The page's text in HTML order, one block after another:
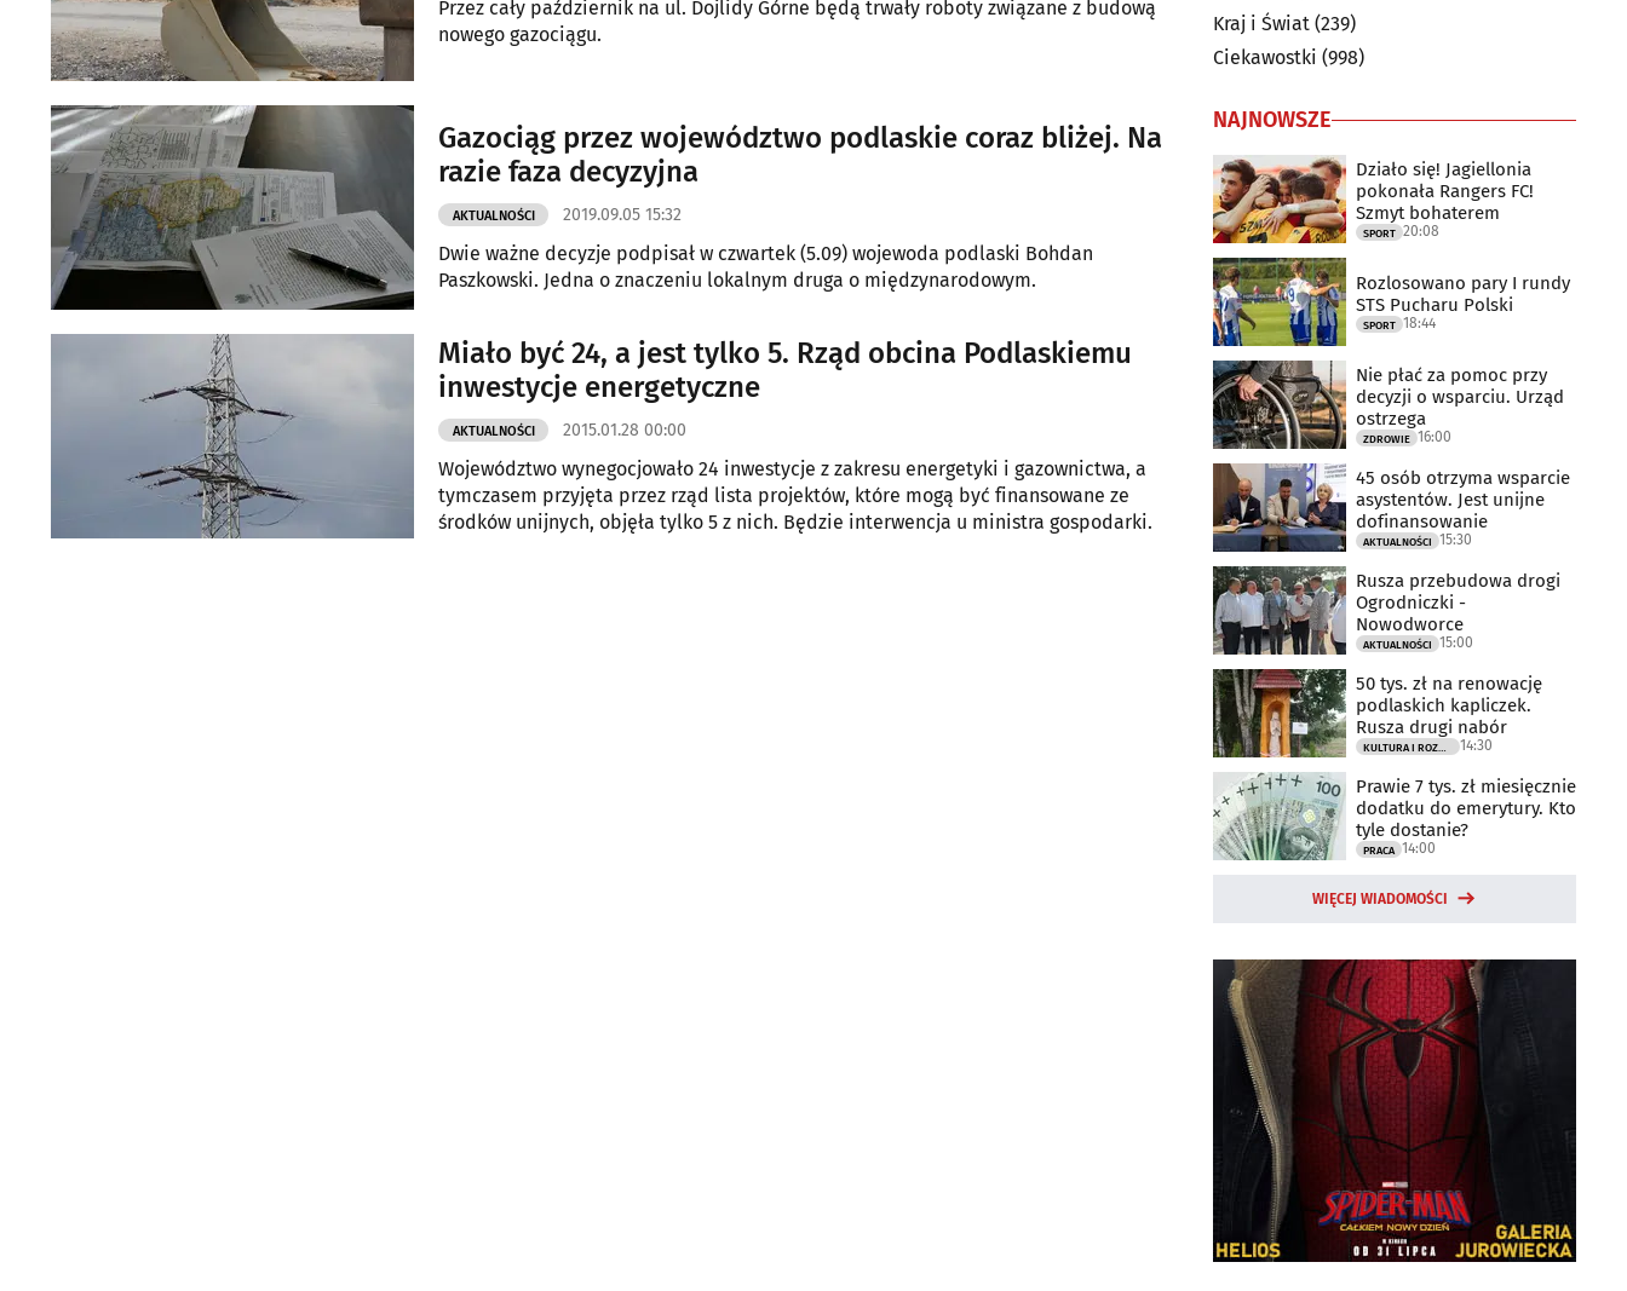
Przez cały październik na ul. Dojlidy Górne będą trwały roboty związane z budową
nowego gazociągu.
Gazociąg przez województwo podlaskie coraz bliżej. Na
razie faza decyzyjna
AKTUALNOŚCI 2019.09.05 15:32
Dwie ważne decyzje podpisał w czwartek (5.09) wojewoda podlaski Bohdan
Paszkowski. Jedna o znaczeniu lokalnym druga o międzynarodowym.
Miało być 24, a jest tylko 5. Rząd obcina Podlaskiemu
inwestycje energetyczne
AKTUALNOŚCI 2015.01.28 00:00
Województwo wynegocjowało 24 inwestycje z zakresu energetyki i gazownictwa, a
tymczasem przyjęta przez rząd lista projektów, które mogą być finansowane ze
środków unijnych, objęła tylko 5 z nich. Będzie interwencja u ministra gospodarki.
Kraj i Świat (239)
Ciekawostki (998)
NAJNOWSZE
Działo się! Jagiellonia
pokonała Rangers FC!
Szmyt bohaterem
SPORT 20:08
Rozlosowano pary I rundy
STS Pucharu Polski
SPORT 18:44
Nie płać za pomoc przy
decyzji o wsparciu. Urząd
ostrzega
ZDROWIE 16:00
45 osób otrzyma wsparcie
asystentów. Jest unijne
dofinansowanie
AKTUALNOŚCI 15:30
Rusza przebudowa drogi
Ogrodniczki -
Nowodworce
AKTUALNOŚCI 15:00
50 tys. zł na renowację
podlaskich kapliczek.
Rusza drugi nabór
14:30
Prawie 7 tys. zł miesięcznie
dodatku do emerytury. Kto
tyle dostanie?
PRACA 14:00
WIĘCEJ WIADOMOŚCI